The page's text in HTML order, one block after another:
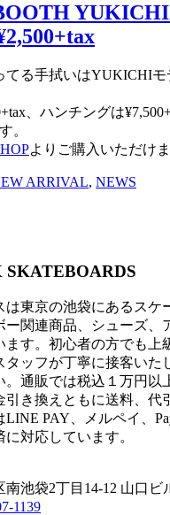
てる手拭いはYUKICHIモ
、ハンチングは
。
よりご購入いただけ
ARRIVAL, NEWS
SKATEBOARDS
は東京の池袋にあるスケ
ー関連商品、シューズ、
ます。初心者の方でも上
タッフが丁寧に接客いた
。通販では税込１万円以
引き換えともに送料、代
LINE PAY、メルペイ、
に対応しています。
南池袋2丁目14-12 山口ビ
1139